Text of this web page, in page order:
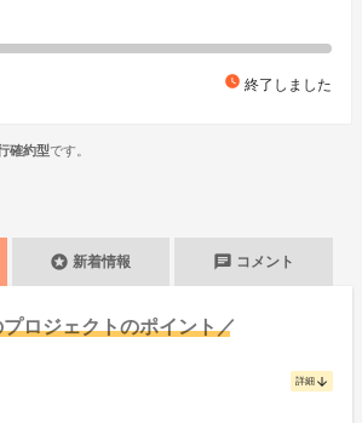
watch_later 終了しました
確約型です。
stars 新着情報 chat コメント
プロジェクトのポイント／
詳細 arrow_downward